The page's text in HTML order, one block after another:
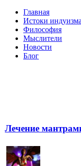
Главная
Истоки индуизма
Философия
Мыслители
Новости
Блог
Лечение